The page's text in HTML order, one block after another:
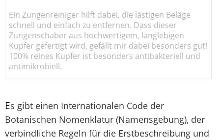
Ein Zungenreiniger hilft dabei, die lästigen Beläge
schnell und einfach zu entfernen. Dass dieser
Zungenschaber aus hochwertigem, langlebigen
Kupfer gefertigt wird, gefällt mir dabei besonders gut!
100% reines Kupfer ist besonders antibakteriell und
antimikrobiell.
Es gibt einen Internationalen Code der
Botanischen Nomenklatur (Namensgebung), der
verbindliche Regeln für die Erstbeschreibung und